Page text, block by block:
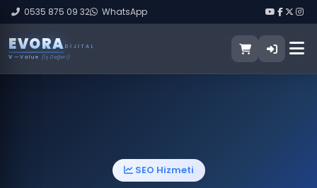
0535 875 09 32 WhatsApp
EVORA DIJITAL
V — Value (İş Değeri)
SEO Hizmeti